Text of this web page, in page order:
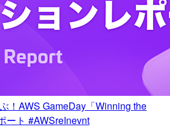
！AWS GameDay「Winning the
ート #AWSreInevnt